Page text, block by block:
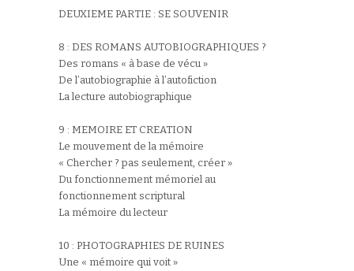
DEUXIEME PARTIE : SE SOUVENIR
8 : DES ROMANS AUTOBIOGRAPHIQUES ?
Des romans « à base de vécu »
De l’autobiographie à l’autofiction
La lecture autobiographique
9 : MEMOIRE ET CREATION
Le mouvement de la mémoire
« Chercher ? pas seulement, créer »
Du fonctionnement mémoriel au
fonctionnement scriptural
La mémoire du lecteur
10 : PHOTOGRAPHIES DE RUINES
Une « mémoire qui voit »